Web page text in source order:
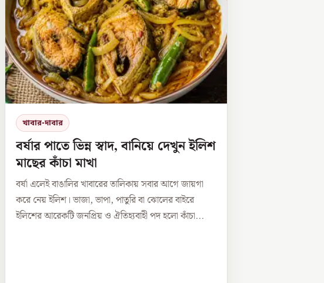
খাবার-দাবার
বর্ষার পাতে ভিন্ন স্বাদ, বানিয়ে দেখুন ইলিশ
মাছের কাঁচা মাখা
বর্ষা এলেই বাঙালির খাবারের তালিকায় সবার আগে জায়গা
করে নেয় ইলিশ। ভাজা, ভাপা, পাতুরি বা ঝোলের বাইরে
ইলিশের আরেকটি জনপ্রিয় ও ঐতিহ্যবাহী পদ হলো কাঁচা...